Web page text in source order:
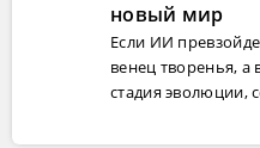
новый мир
Если ИИ
венец творенья,
стадия эволюции,